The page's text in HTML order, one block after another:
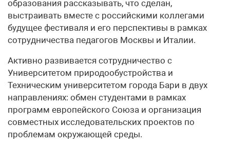
образования рассказывать, что сделан,
выстраивать вместе с российскими коллегами
будущее фестиваля и его перспективы в рамках
сотрудничества педагогов Москвы и Италии.
Активно развивается сотрудничество с
Университетом природообустройства и
Техническим университетом города Бари в двух
направлениях: обмен студентами в рамках
программ европейского Союза и организация
совместных исследовательских проектов по
проблемам окружающей среды.